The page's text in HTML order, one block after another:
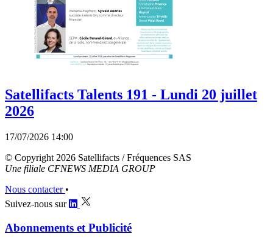
Satellifacts Talents 191 - Lundi 20 juillet
2026
17/07/2026 14:00
© Copyright 2026 Satellifacts / Fréquences SAS
Une filiale CFNEWS MEDIA GROUP
Nous contacter •
Suivez-nous sur
Abonnements et Publicité